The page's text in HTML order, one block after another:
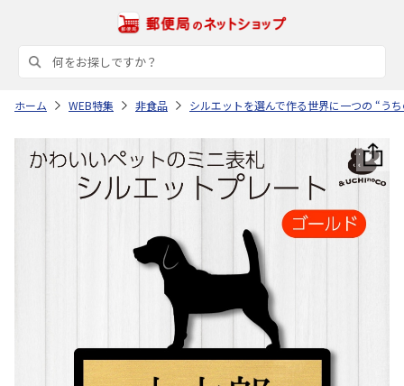
ホーム WEB特集 非食品 シルエットを選んで作る世界に一つの “う